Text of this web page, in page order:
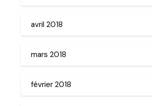
avril 2018
mars 2018
février 2018